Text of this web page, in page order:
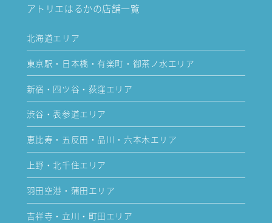
アトリエはるかの店舗一覧
北海道エリア
東京駅・日本橋・有楽町・御茶ノ水エリア
新宿・四ツ谷・荻窪エリア
渋谷・表参道エリア
恵比寿・五反田・品川・六本木エリア
上野・北千住エリア
羽田空港・蒲田エリア
吉祥寺・立川・町田エリア